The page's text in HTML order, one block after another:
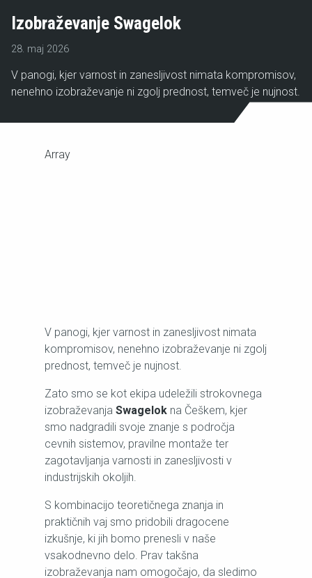
Izobraževanje Swagelok
28. maj 2026
V panogi, kjer varnost in zanesljivost nimata kompromisov,
nenehno izobraževanje ni zgolj prednost, temveč je nujnost.
Array
V panogi, kjer varnost in zanesljivost nimata
kompromisov, nenehno izobraževanje ni zgolj
prednost, temveč je nujnost.
Zato smo se kot ekipa udeležili strokovnega
izobraževanja Swagelok na Češkem, kjer
smo nadgradili svoje znanje s področja
cevnih sistemov, pravilne montaže ter
zagotavljanja varnosti in zanesljivosti v
industrijskih okoljih.
S kombinacijo teoretičnega znanja in
praktičnih vaj smo pridobili dragocene
izkušnje, ki jih bomo prenesli v naše
vsakodnevno delo. Prav takšna
izobraževanja nam omogočajo, da sledimo